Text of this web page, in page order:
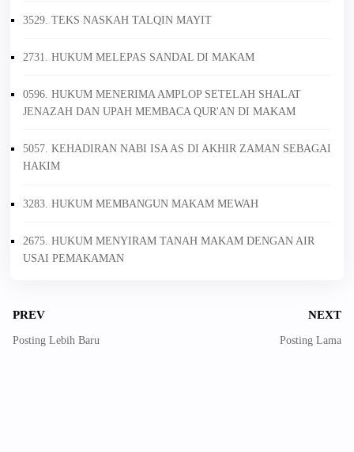
3529. TEKS NASKAH TALQIN MAYIT
2731. HUKUM MELEPAS SANDAL DI MAKAM
0596. HUKUM MENERIMA AMPLOP SETELAH SHALAT
JENAZAH DAN UPAH MEMBACA QUR'AN DI MAKAM
5057. KEHADIRAN NABI ISA AS DI AKHIR ZAMAN SEBAGAI
HAKIM
3283. HUKUM MEMBANGUN MAKAM MEWAH
2675. HUKUM MENYIRAM TANAH MAKAM DENGAN AIR
USAI PEMAKAMAN
PREV
Posting Lebih Baru
NEXT
Posting Lama